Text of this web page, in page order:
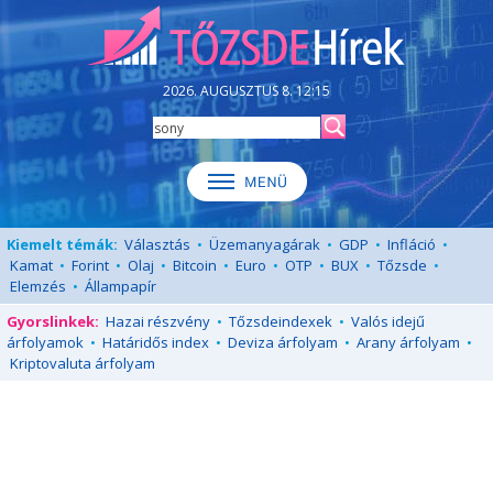
2026. AUGUSZTUS 8. 12:15
Kiemelt témák: Választás • Üzemanyagárak • GDP • Infláció •
Kamat • Forint • Olaj • Bitcoin • Euro • OTP • BUX • Tőzsde •
Elemzés • Állampapír
Gyorslinkek: Hazai részvény • Tőzsdeindexek • Valós idejű
árfolyamok • Határidős index • Deviza árfolyam • Arany árfolyam •
Kriptovaluta árfolyam